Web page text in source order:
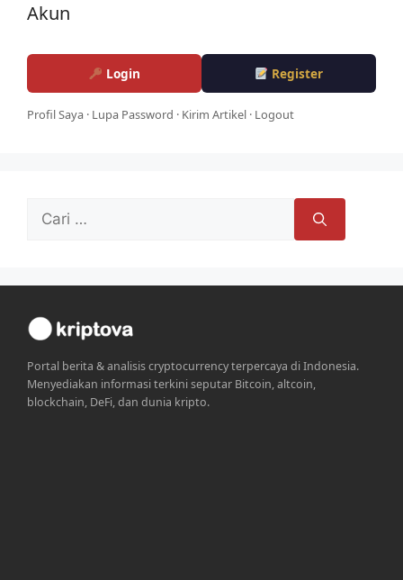
Akun
Login Register
Profil Saya · Lupa Password · Kirim Artikel · Logout
Cari
Portal berita & analisis cryptocurrency terpercaya di Indonesia.
Menyediakan informasi terkini seputar Bitcoin, altcoin,
blockchain, DeFi, dan dunia kripto.